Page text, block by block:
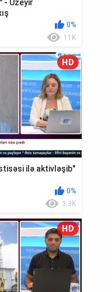
- Üzeyir
0%
11K
HD
ilə aktivləşib"
0%
3.3K
HD